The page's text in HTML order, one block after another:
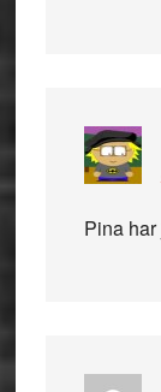
Pina har